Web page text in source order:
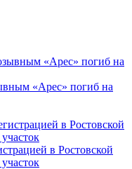
«Арес» погиб на
в Ростовской